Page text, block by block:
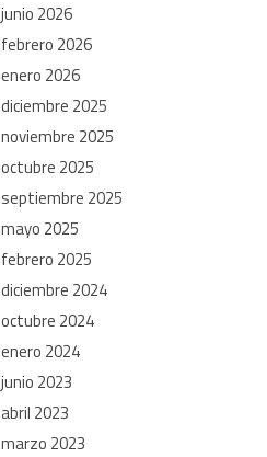
junio 2026
febrero 2026
enero 2026
diciembre 2025
noviembre 2025
octubre 2025
septiembre 2025
mayo 2025
febrero 2025
diciembre 2024
octubre 2024
enero 2024
junio 2023
abril 2023
marzo 2023